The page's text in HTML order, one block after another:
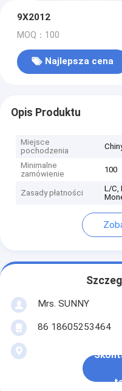
9X2012
MOQ：100
Najlepsza cena
Opis Produktu
Miejsce
pochodzenia
Minimalne
zamówienie
100
Zasady płatności
L/C,
Mrs. SUNNY
86 18605253464